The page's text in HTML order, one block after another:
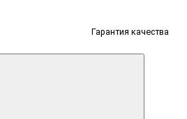
Гарантия качества